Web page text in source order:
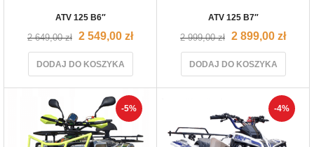
ATV 125 B6″
2 649,00zł 2 549,00 zł
DODAJ DO KOSZYKA
ATV 125 B7″
2 999,00zł 2 899,00 zł
DODAJ DO KOSZYKA
-5% -4%